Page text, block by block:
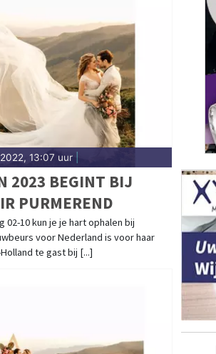
13:07 uur|
2023 BEGINT BIJ
PURMEREND
02-10 kun je je hart ophalen bij
voor Nederland is voor haar
te gast bij [...]